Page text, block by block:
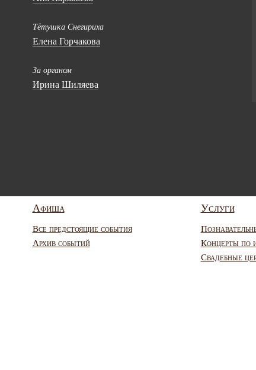
Тётушка Снегириха
Елена Горчакова
За органом
Ирина Шиляева
Афиша
Все предстоящие события
Архив событий
Услуги
Концерты по
Свадебные